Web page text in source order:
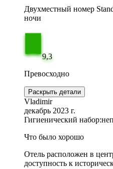
Двухместный номер
ночи
9,3
Превосходно
Раскрыть детали
Vladimir
декабрь 2023 г.
Гигиенический набор:
Что было хорошо
Отель расположен в
доступность к